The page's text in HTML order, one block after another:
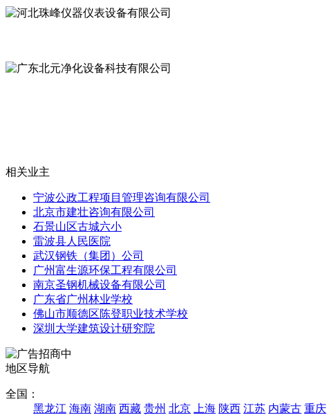
相关业主
宁波公政工程项目管理咨询有限公司
北京市建壮咨询有限公司
石景山区古城六小
雷波县人民医院
武汉钢铁（集团）公司
广州富生源环保工程有限公司
南京圣钢机械设备有限公司
广东省广州林业学校
佛山市顺德区陈登职业技术学校
深圳大学建筑设计研究院
地区导航
全国：
黑龙江 海南 湖南 西藏 贵州 北京 上海 陕西 江苏 内蒙古 重庆